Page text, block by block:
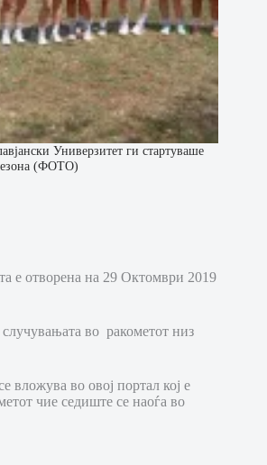
Универзитет ги стартуваше
(ФОТО)
е отворена на 29 Октомври 2019
случувањата во ракометот низ
вложува во овој портал кој е
чие седиште се наоѓа во